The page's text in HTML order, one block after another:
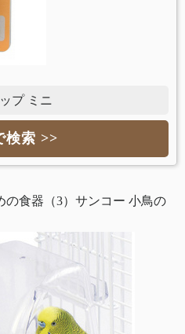
プ ミニ
検索 >>
の食器（3）サンコー 小鳥の